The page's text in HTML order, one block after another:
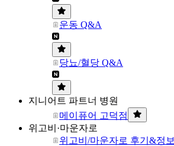
운동 Q&A
당뇨/혈당 Q&A
지니어트 파트너 병원
메이퓨어 고덕점
위고비·마운자로
위고비/마운자로 후기&정보